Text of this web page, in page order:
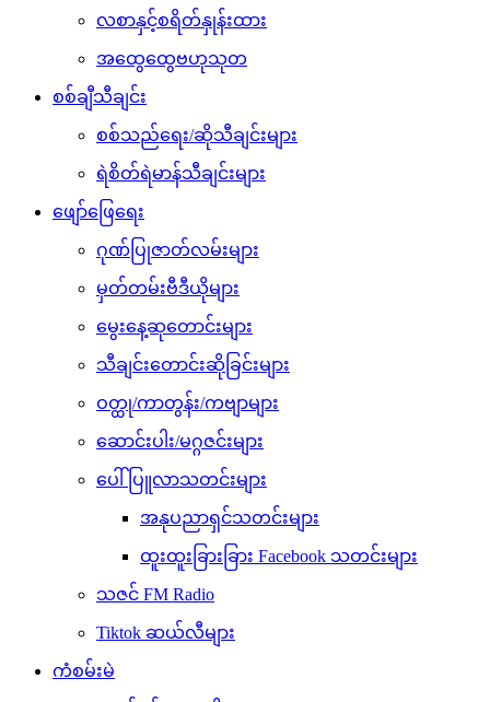
လစာနှင့်စရိတ်နှုန်းထား
အထွေထွေဗဟုသုတ
စစ်ချီသီချင်း
စစ်သည်ရေး/ဆိုသီချင်းများ
ရဲစိတ်ရဲမာန်သီချင်းများ
ဖျော်ဖြေရေး
ဂုဏ်ပြုဇာတ်လမ်းများ
မှတ်တမ်းဗီဒီယိုများ
မွေးနေ့ဆုတောင်းများ
သီချင်းတောင်းဆိုခြင်းများ
ဝတ္ထု/ကာတွန်း/ကဗျာများ
ဆောင်းပါး/မဂ္ဂဇင်းများ
ပေါ်ပြူလာသတင်းများ
အနုပညာရှင်သတင်းများ
ထူးထူးခြားခြား Facebook သတင်းများ
သဇင် FM Radio
Tiktok ဆယ်လီများ
ကံစမ်းမဲ